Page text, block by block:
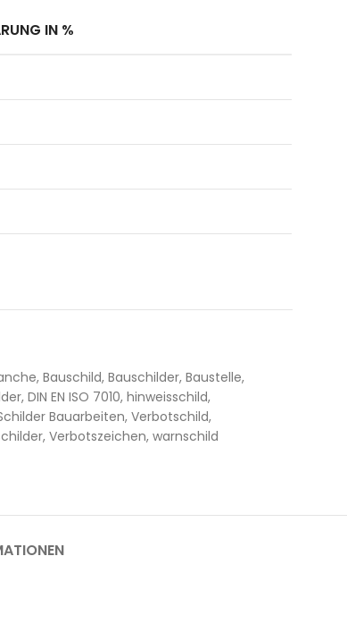
IN %
, Bauschild, Bauschilder, Baustelle,
, DIN EN ISO 7010, hinweisschild,
Bauarbeiten, Verbotschild,
, Verbotszeichen, warnschild